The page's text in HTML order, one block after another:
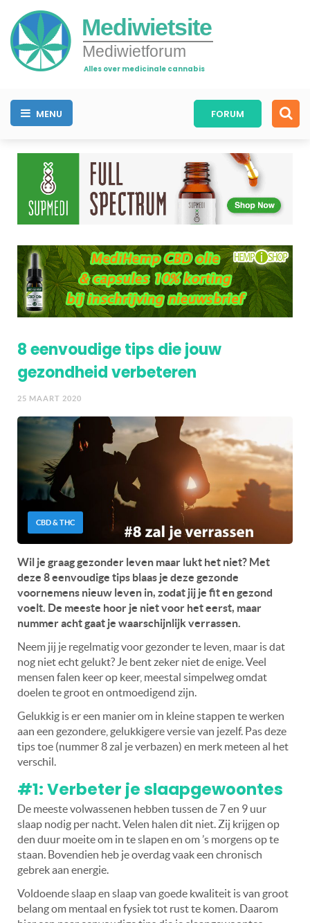
Mediwietsite
Mediwietforum
Alles over medicinale cannabis
MENU FORUM
8 eenvoudige tips die jouw
gezondheid verbeteren
25 MAART 2020
CBD & THC
Wil je graag gezonder leven maar lukt het niet? Met
deze 8 eenvoudige tips blaas je deze gezonde
voornemens nieuw leven in, zodat jij je fit en gezond
voelt. De meeste hoor je niet voor het eerst, maar
nummer acht gaat je waarschijnlijk verrassen.
Neem jij je regelmatig voor gezonder te leven, maar is dat
nog niet echt gelukt? Je bent zeker niet de enige. Veel
mensen falen keer op keer, meestal simpelweg omdat
doelen te groot en ontmoedigend zijn.
Gelukkig is er een manier om in kleine stappen te werken
aan een gezondere, gelukkigere versie van jezelf. Pas deze
tips toe (nummer 8 zal je verbazen) en merk meteen al het
verschil.
#1: Verbeter je slaapgewoontes
De meeste volwassenen hebben tussen de 7 en 9 uur
slaap nodig per nacht. Velen halen dit niet. Zij krijgen op
den duur moeite om in te slapen en om ’s morgens op te
staan. Bovendien heb je overdag vaak een chronisch
gebrek aan energie.
Voldoende slaap en slaap van goede kwaliteit is van groot
belang om mentaal en fysiek tot rust te komen. Daarom